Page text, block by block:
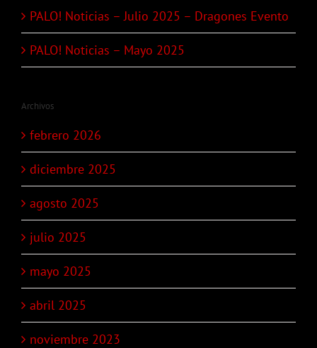
PALO! Noticias – Julio 2025 – Dragones Evento
PALO! Noticias – Mayo 2025
Archivos
febrero 2026
diciembre 2025
agosto 2025
julio 2025
mayo 2025
abril 2025
noviembre 2023